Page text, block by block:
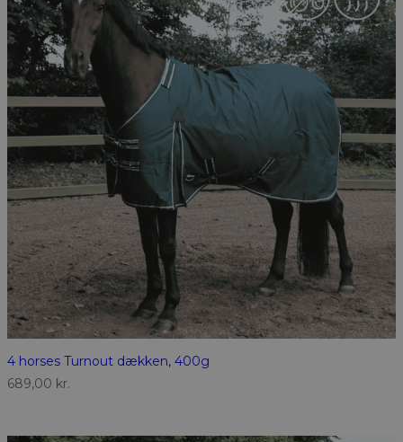
4 horses Turnout dækken, 400g
689,00 kr.